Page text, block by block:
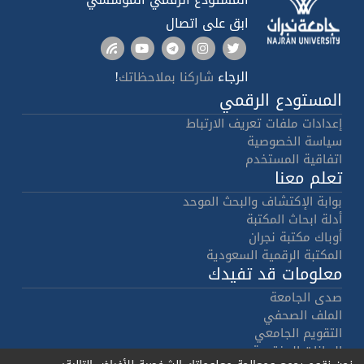
ابق على اتصال
الرجاء شاركنا بملاحظاتك!
المستودع الرقمي
إعدادات ملفات تعريف الارتباط
سياسة الخصوصية
اتفاقية المستخدم
تعلم معنا
بوابة الإكتشاف والبحث الموحد
أدلة ابحاث المكتبة
أوباك مكتبة نجران
المكتبة الرقمية السعودية
معلومات قد تفيدك
صدى الجامعة
الملف الصحفي
التقويم الجامعي
البيانات المفتوحة